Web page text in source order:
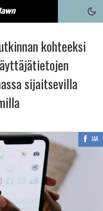
kohteeksi
sijaitsevilla
JAA